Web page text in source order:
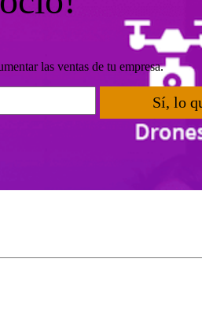
las ventas de tu empresa.
Sí, lo